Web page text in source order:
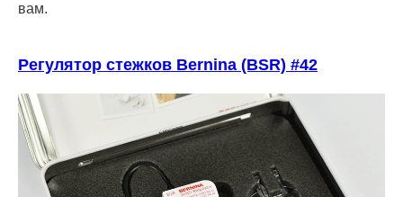
вам.
Регулятор стежков Bernina (BSR) #42